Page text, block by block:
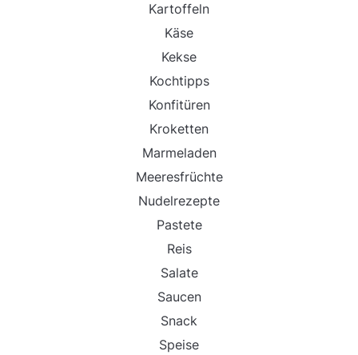
Kartoffeln
Käse
Kekse
Kochtipps
Konfitüren
Kroketten
Marmeladen
Meeresfrüchte
Nudelrezepte
Pastete
Reis
Salate
Saucen
Snack
Speise